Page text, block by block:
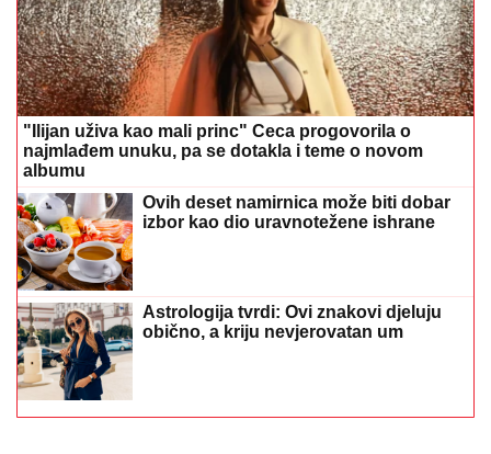
"Ilijan uživa kao mali princ" Ceca progovorila o
najmlađem unuku, pa se dotakla i teme o novom
albumu
Ovih deset namirnica može biti dobar
izbor kao dio uravnotežene ishrane
Astrologija tvrdi: Ovi znakovi djeluju
obično, a kriju nevjerovatan um